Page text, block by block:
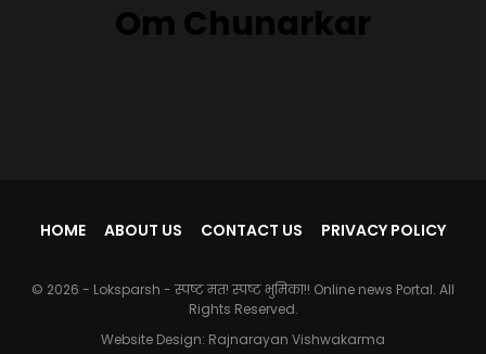
Om Chunarkar
HOME ABOUT US CONTACT US PRIVACY POLICY
© 2026 - Loksparsh - स्पष्ट मत! स्पष्ट भुमिका!! Online news Portal. All
Rights Reserved.
Website Design: Rajnarayan Vishwakarma